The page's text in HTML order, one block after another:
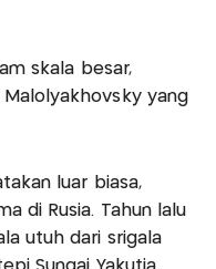
skala besar,
yang
luar biasa,
di Rusia. Tahun lalu
utuh dari srigala